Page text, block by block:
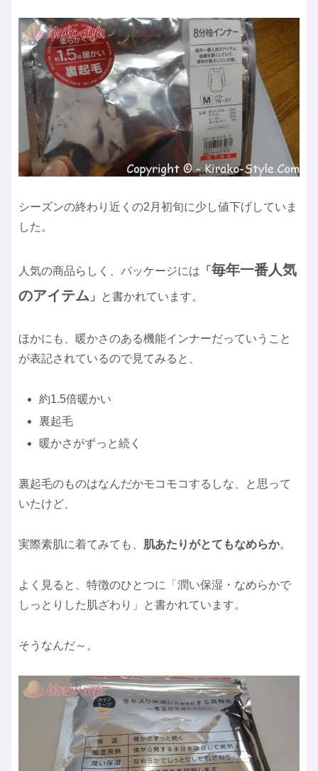
シーズンの終わり近くの2月初旬に少し値下げしていま
した。
人気の商品らしく、パッケージには 「 毎年一番人気
のアイテム 」 と書かれています。
ほかにも、暖かさのある機能インナーだっていうこと
が表記されているので見てみると、
約1.5倍暖かい
裏起毛
暖かさがずっと続く
裏起毛のものはなんだかモコモコするしな、と思って
いたけど、
実際素肌に着てみても、 肌あたりがとてもなめらか。
よく見ると、特徴のひとつに「潤い保湿・なめらかで
しっとりした肌ざわり」と書かれています。
そうなんだ～。